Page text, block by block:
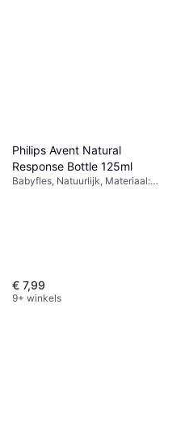
Philips Avent Natural
Response Bottle 125ml
Babyfles, Natuurlijk, Materiaal:
€ 7,99
9+ winkels